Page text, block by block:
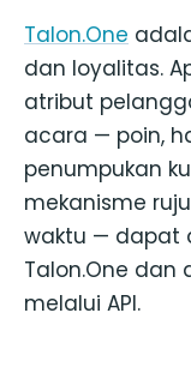
Talon.One
dan loyalitas.
atribut
acara — poin,
penumpukan
mekanisme
waktu — dapat
Talon.One dan
melalui API.